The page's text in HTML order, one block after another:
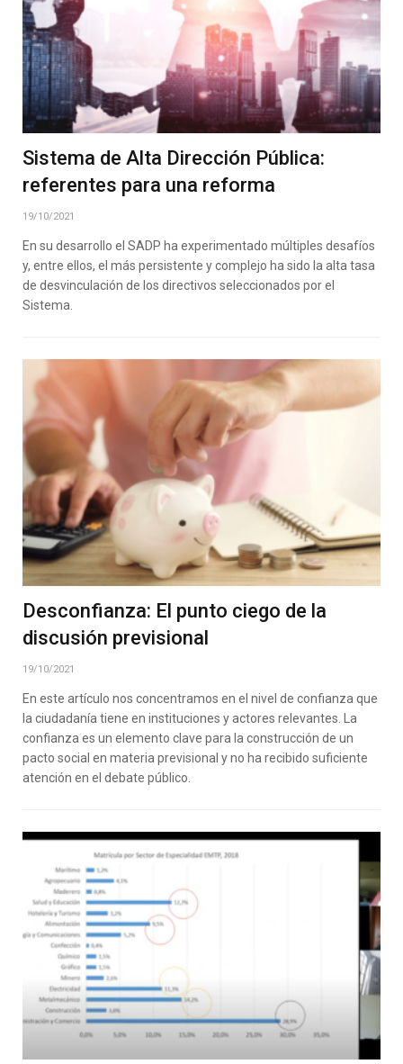
Sistema de Alta Dirección Pública:
referentes para una reforma
19/10/2021
En su desarrollo el SADP ha experimentado múltiples desafíos
y, entre ellos, el más persistente y complejo ha sido la alta tasa
de desvinculación de los directivos seleccionados por el
Sistema.
Desconfianza: El punto ciego de la
discusión previsional
19/10/2021
En este artículo nos concentramos en el nivel de confianza que
la ciudadanía tiene en instituciones y actores relevantes. La
confianza es un elemento clave para la construcción de un
pacto social en materia previsional y no ha recibido suficiente
atención en el debate público.